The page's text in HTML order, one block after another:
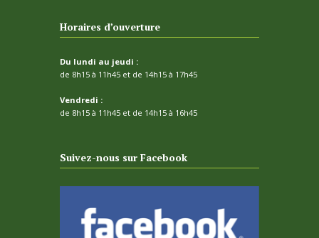
Horaires d’ouverture
Du lundi au jeudi :
de 8h15 à 11h45 et de 14h15 à 17h45
Vendredi :
de 8h15 à 11h45 et de 14h15 à 16h45
Suivez-nous sur Facebook